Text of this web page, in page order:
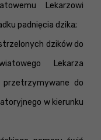
Lekarzowi
padnięcia dzika;
dzików do
Lekarza
przetrzymywane do
w kierunku